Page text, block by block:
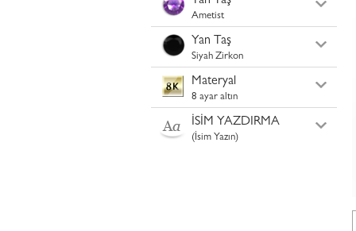
Ametist
Yan Taş
Siyah Zirkon
Materyal
8 ayar altın
İSİM YAZDIRMA
(İsim Yazın)